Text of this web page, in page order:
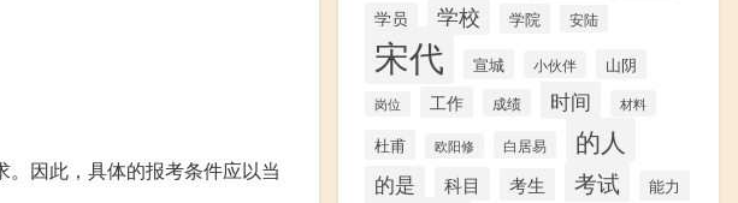
因此，具体的报考条件应以当
学员 学校 学院 安陆
宋代 宣城 小伙伴 山阴
岗位 工作 成绩 时间 材料
杜甫 欧阳修 白居易 的人
的是 科目 考生 考试 能力